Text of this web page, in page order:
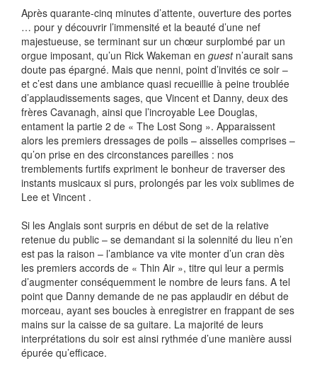
Après quarante-cinq minutes d’attente, ouverture des portes
… pour y découvrir l’immensité et la beauté d’une nef
majestueuse, se terminant sur un chœur surplombé par un
orgue imposant, qu’un Rick Wakeman en guestn’aurait sans
doute pas épargné. Mais que nenni, point d’invités ce soir –
et c’est dans une ambiance quasi recueillie à peine troublée
d’applaudissements sages, que Vincent et Danny, deux des
frères Cavanagh, ainsi que l’incroyable Lee Douglas,
entament la partie 2 de « The Lost Song ». Apparaissent
alors les premiers dressages de poils – aisselles comprises –
qu’on prise en des circonstances pareilles : nos
tremblements furtifs expriment le bonheur de traverser des
instants musicaux si purs, prolongés par les voix sublimes de
Lee et Vincent .
Si les Anglais sont surpris en début de set de la relative
retenue du public – se demandant si la solennité du lieu n’en
est pas la raison – l’ambiance va vite monter d’un cran dès
les premiers accords de « Thin Air », titre qui leur a permis
d’augmenter conséquemment le nombre de leurs fans. A tel
point que Danny demande de ne pas applaudir en début de
morceau, ayant ses boucles à enregistrer en frappant de ses
mains sur la caisse de sa guitare. La majorité de leurs
interprétations du soir est ainsi rythmée d’une manière aussi
épurée qu’efficace.